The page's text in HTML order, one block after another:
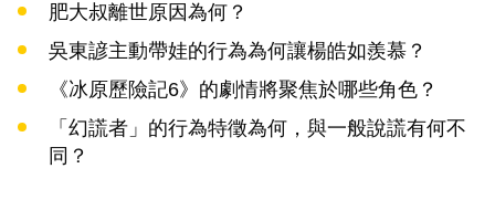
肥大叔離世原因為何？
吳東諺主動帶娃的行為為何讓楊皓如羨慕？
《冰原歷險記6》的劇情將聚焦於哪些角色？
「幻謊者」的行為特徵為何，與一般說謊有何不
同？